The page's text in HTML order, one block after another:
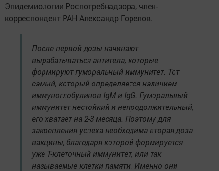
Эпидемиологии Роспотребнадзора, член-
корреспондент РАН Александр Горелов.
После первой дозы начинают
вырабатываться антитела, которые
формируют гуморальный иммунитет. Тот
самый, который определяется наличием
иммуноглобулинов IgM и IgG. Гуморальный
иммунитет нестойкий и непродолжительный,
его хватает на 2-3 месяца. Поэтому для
закрепления успеха необходима вторая доза
вакцины, благодаря которой формируется
уже Т-клеточный иммунитет, или так
называемые клетки памяти. Именно они